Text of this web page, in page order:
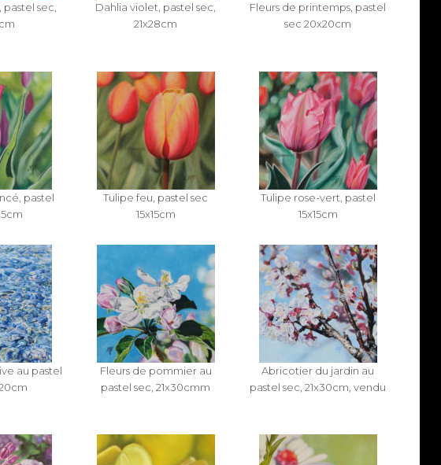
pastel sec,
Dahlia violet, pastel sec,
21x28cm
Fleurs de printemps, pastel
sec 20x20cm
pastel
Tulipe feu, pastel sec
15x15cm
Tulipe rose-vert, pastel
15x15cm
au pastel
Fleurs de pommier au
pastel sec, 21x30cmm
Abricotier du jardin au
pastel sec, 21x30cm, vendu